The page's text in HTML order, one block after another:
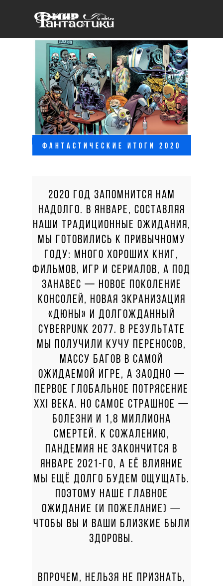
ФАНТАСТИЧЕСКИЕ ИТОГИ 2020
2020 ГОД ЗАПОМНИТСЯ НАМ
НАДОЛГО. В ЯНВАРЕ, СОСТАВЛЯЯ
НАШИ ТРАДИЦИОННЫЕ ОЖИДАНИЯ,
МЫ ГОТОВИЛИСЬ К ПРИВЫЧНОМУ
ГОДУ: МНОГО ХОРОШИХ КНИГ,
ФИЛЬМОВ, ИГР И СЕРИАЛОВ, А ПОД
ЗАНАВЕС — НОВОЕ ПОКОЛЕНИЕ
КОНСОЛЕЙ, НОВАЯ ЭКРАНИЗАЦИЯ
«ДЮНЫ» И ДОЛГОЖДАННЫЙ
CYBERPUNK 2077. В РЕЗУЛЬТАТЕ
МЫ ПОЛУЧИЛИ КУЧУ ПЕРЕНОСОВ,
МАССУ БАГОВ В САМОЙ
ОЖИДАЕМОЙ ИГРЕ, А ЗАОДНО —
ПЕРВОЕ ГЛОБАЛЬНОЕ ПОТРЯСЕНИЕ
XXI ВЕКА. НО САМОЕ СТРАШНОЕ —
БОЛЕЗНИ И 1,8 МИЛЛИОНА
СМЕРТЕЙ. К СОЖАЛЕНИЮ,
ПАНДЕМИЯ НЕ ЗАКОНЧИТСЯ В
ЯНВАРЕ 2021-ГО, А ЕЁ ВЛИЯНИЕ
МЫ ЕЩЁ ДОЛГО БУДЕМ ОЩУЩАТЬ.
ПОЭТОМУ НАШЕ ГЛАВНОЕ
ОЖИДАНИЕ (И ПОЖЕЛАНИЕ) —
ЧТОБЫ ВЫ И ВАШИ БЛИЗКИЕ БЫЛИ
ЗДОРОВЫ.
ВПРОЧЕМ, НЕЛЬЗЯ НЕ ПРИЗНАТЬ,